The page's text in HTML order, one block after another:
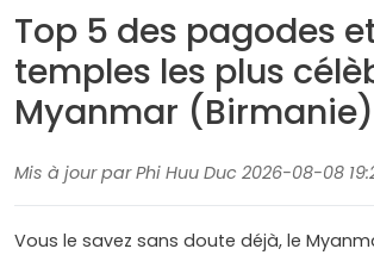
Top 5 des pagodes
temples les plus
Myanmar (Birmanie)
Mis à jour par Phi Huu Duc 2026-08-08
Vous le savez sans doute déjà, le